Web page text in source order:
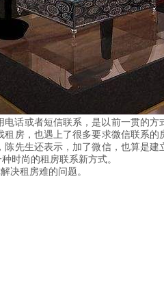
话或者短信联系，是以前一贯的
房，也遇上了很多要求微信联系
先生还表示，加了微信，也算是
时尚的租房联系新方式。
决租房难的问题。